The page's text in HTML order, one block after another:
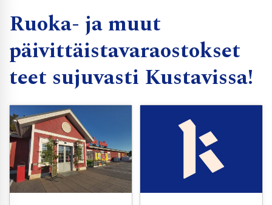
Ruoka- ja muut
päivittäistavaraostokset
teet sujuvasti Kustavissa!